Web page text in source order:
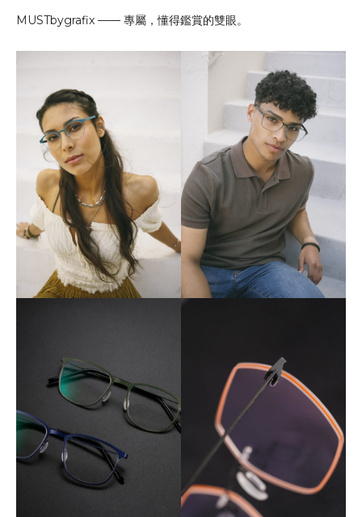
MUSTbygrafix —— 專屬，懂得鑑賞的雙眼。